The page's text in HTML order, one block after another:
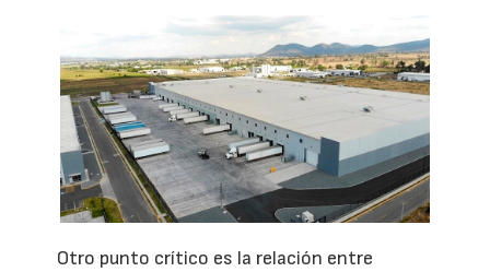
Otro punto crítico es la relación entre